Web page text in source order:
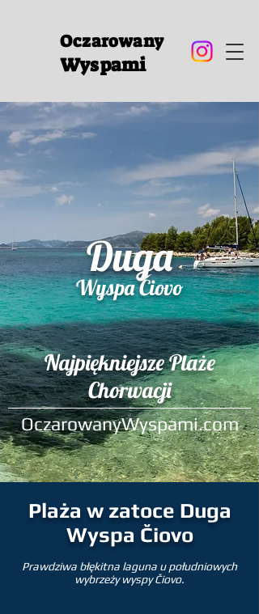
Oczarowany
Wyspami
Duga
Wyspa Čiovo
Najpiękniejsze Plaże
Chorwacji
OczarowanyWyspami.com
Plaża w zatoce Duga
Wyspa Čiovo
Prawdziwa błękitna laguna u południowych
wybrzeży wyspy Čiovo.